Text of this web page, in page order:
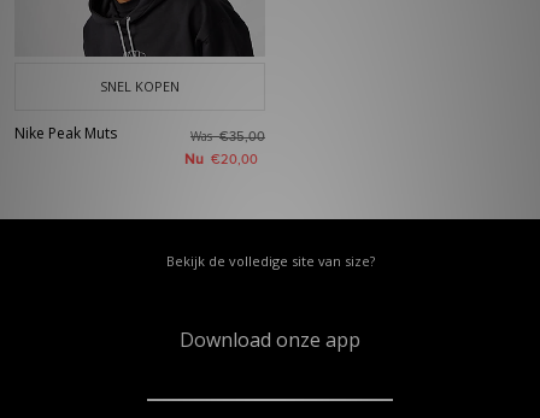
SNEL KOPEN
Nike Peak Muts Was€35,00
Nu €20,00
Bekijk de volledige site van size?
Download onze app